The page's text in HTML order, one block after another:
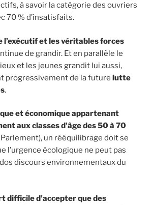
à savoir la catégorie des ouvriers
70 % d’insatisfaits.
l’exécutif et les véritables forces
de grandir. Et en parallèle le
et les jeunes grandit lui aussi,
progressivement de la future lutte
.
et économique appartenant
aux classes d’âge des 50 à 70
un rééquilibrage doit se
l’urgence écologique ne peut pas
discours environnementaux du
difficile d’accepter que des